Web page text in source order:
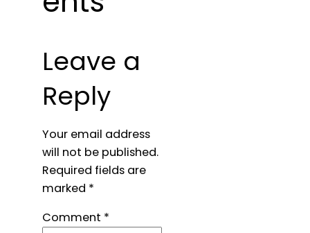
Leave a
Reply
Your email address
will not be published.
Required fields are
marked *
Comment *